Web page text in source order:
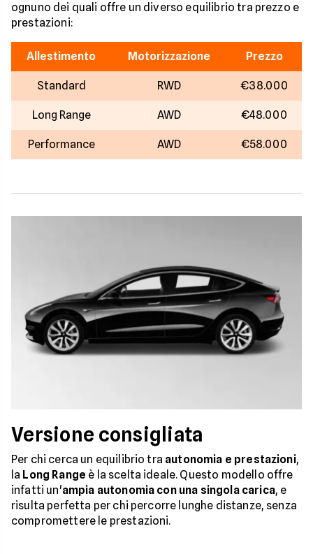
ognuno dei quali offre un diverso equilibrio tra prezzo e
prestazioni:
Allestimento Motorizzazione Prezzo
Standard RWD €38.000
Long Range AWD €48.000
Performance AWD €58.000
Versione consigliata
Per chi cerca un equilibrio tra autonomia e prestazioni,
la Long Range è la scelta ideale. Questo modello offre
infatti un'ampia autonomia con una singola carica, e
risulta perfetta per chi percorre lunghe distanze, senza
compromettere le prestazioni.